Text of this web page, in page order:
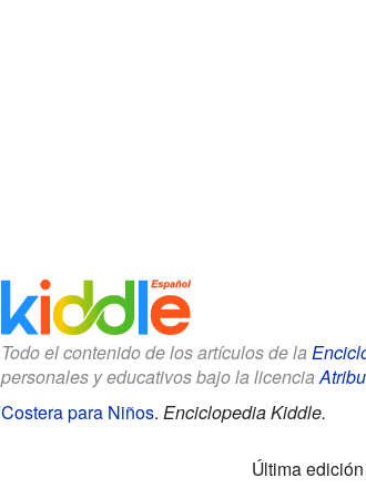
Todo el contenido de los artículos de la
personales y educativos bajo la licencia
Costera para Niños. Enciclopedia Kiddle.
Última